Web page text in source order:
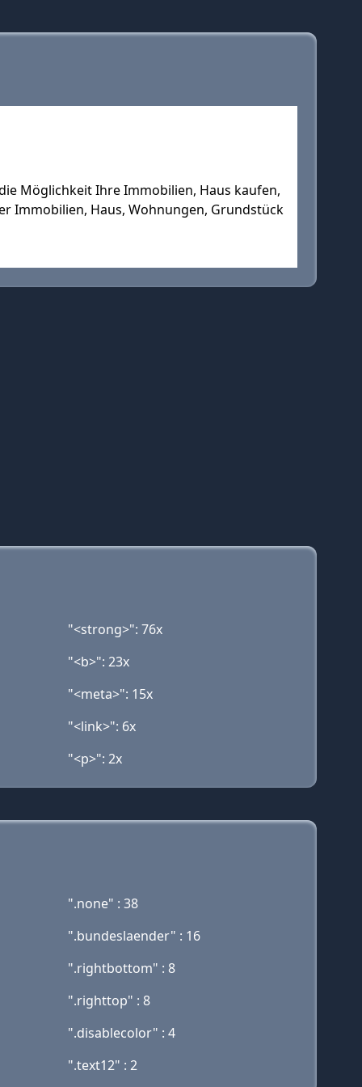
Möglichkeit Ihre Immobilien, Haus kaufen,
Immobilien, Haus, Wohnungen, Grundstück
"<strong>": 76x
"<b>": 23x
"<meta>": 15x
"<link>": 6x
"<p>": 2x
".none" : 38
".bundeslaender" : 16
".rightbottom" : 8
".righttop" : 8
".disablecolor" : 4
".text12" : 2